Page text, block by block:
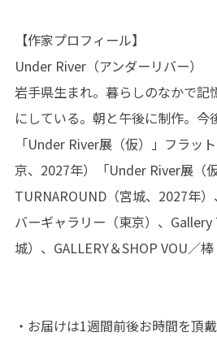
【作家プロフィール】
Under River（アンダーリバー）
岩手県生まれ。暮らしのなかで記
にしている。朝と午後に制作。今
「Under River展（仮）」フラッ
京、2027年）「Under River展（
TURNAROUND（宮城、2027年
バーギャラリー（東京）、
城）、GALLERY＆SHOP VOU／棒
・お届けは1週間前後お時間を頂戴